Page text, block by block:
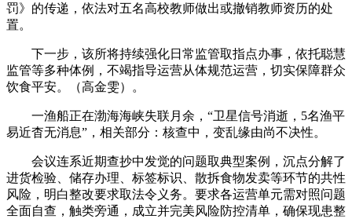
罚》的传递，依法对五名高校教师做出或撤销教师资历的处
置。
下一步，该所将持续强化日常监管取指点办事，依托聪慧
监管等多种体例，不竭指导运营从体规范运营，切实保障群众
饮食平安。（高金雯）。
一渔船正在渤海海峡失联月余，“卫星信号消逝，5名渔平
易近杳无消息”，相关部分：核查中，变乱缘由尚不决性。
会议连系近期查抄中发觉的问题取典型案例，沉点分解了
进货检验、储存办理、标签标识、散拆食物发卖等环节的共性
风险，明白整改要求取法令义务。要求各运营单元需对照问题
全面自查，触类旁通，成立并完美风险防控清单，确保现患整